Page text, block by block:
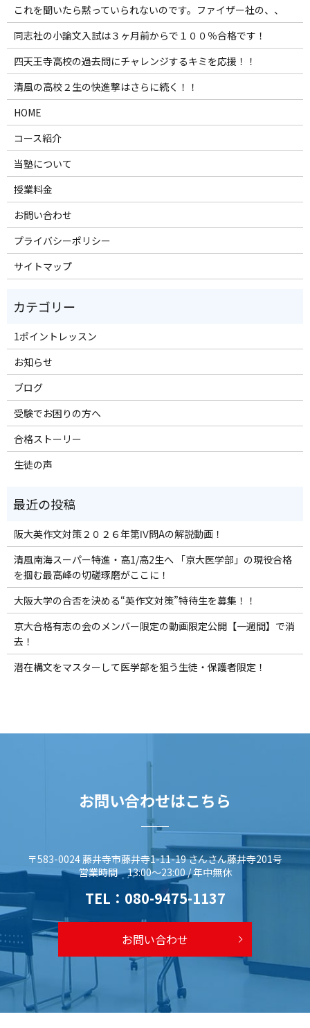
これを聞いたら黙っていられないのです。ファイザー社の、、
同志社の小論文入試は３ヶ月前からで１００％合格です！
四天王寺高校の過去問にチャレンジするキミを応援！！
清風の高校２生の快進撃はさらに続く！！
HOME
コース紹介
当塾について
授業料金
お問い合わせ
プライバシーポリシー
サイトマップ
1ポイントレッスン
お知らせ
ブログ
受験でお困りの方へ
合格ストーリー
生徒の声
阪大英作文対策２０２６年第Ⅳ問Aの解説動画！
清風南海スーパー特進・高1/高2生へ 「京大医学部」の現役合格
を掴む最高峰の切磋琢磨がここに！
大阪大学の合否を決める“英作文対策”特待生を募集！！
京大合格有志の会のメンバー限定の動画限定公開【一週間】で消
去！
潜在構文をマスターして医学部を狙う生徒・保護者限定！
お問い合わせはこちら
〒583-0024 藤井寺市藤井寺1-11-19 さんさん藤井寺201号
営業時間 13:00～23:00 / 年中無休
TEL： 080-9475-1137
お問い合わせ